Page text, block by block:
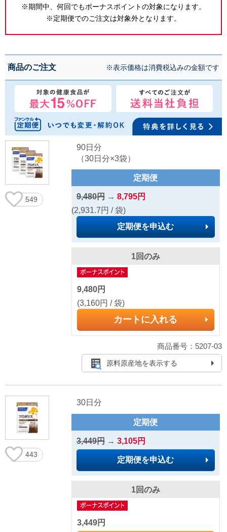
※期間中、何回でもボーナスポイントの対象になります。
※定期便でのご注文は対象外となります。
商品のご注文 ※表示価格は消費税込みの金額です
549
90日分
（30日分×3袋）
定期便
9,480円→ 8,795円
(2,931.7円 / 袋)
定期便を申込む
1回のみ
9,480円
(3,160円 / 袋)
カートに入れる
商品番号：5207-03
原料原産地を表示する
443
30日分
定期便
3,449円→ 3,105円
定期便を申込む
1回のみ
3,449円